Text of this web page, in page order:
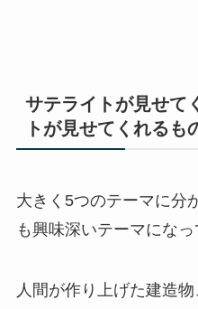
サテライトが見せて
トが見せてくれるも
大きく5つのテーマに分
も興味深いテーマになっ
人間が作り上げた建造